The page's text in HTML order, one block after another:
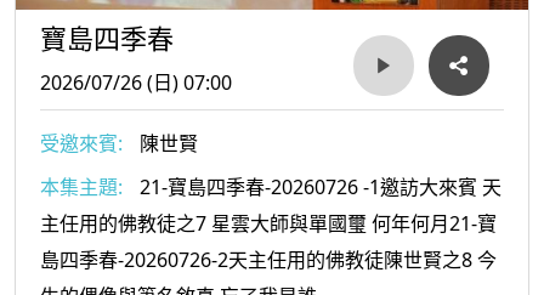
寶島四季春
2026/07/26 (日) 07:00
受邀來賓:
陳世賢
本集主題:
21-寶島四季春-20260726 -1邀訪大來賓 天
主任用的佛教徒之7 星雲大師與單國璽 何年何月21-寶
島四季春-20260726-2天主任用的佛教徒陳世賢之8 今